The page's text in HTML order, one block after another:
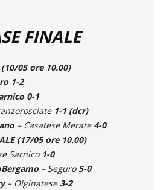
FINALE
(10/05 ore 10.00)
1-2
0-1
1-1 (dcr)
– Casatese Merate
(17/05 ore 10.00)
Sarnico 1-0
– Seguro